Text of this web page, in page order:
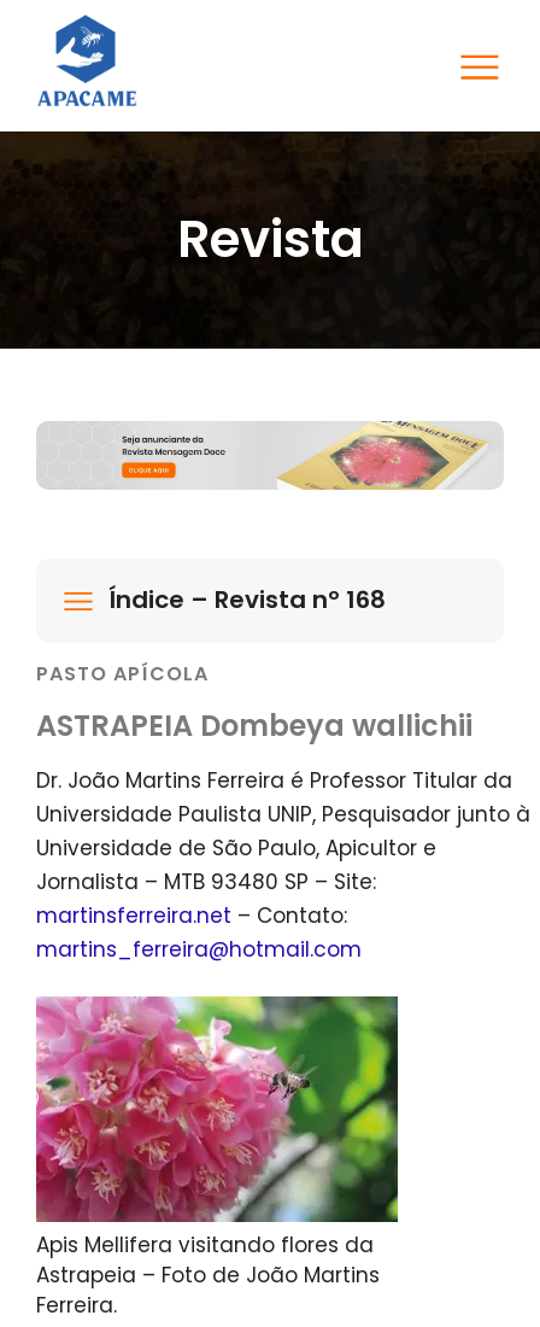
Revista
Índice – Revista nº 168
PASTO APÍCOLA
ASTRAPEIA Dombeya wallichii
Dr. João Martins Ferreira é Professor Titular da
Universidade Paulista UNIP, Pesquisador junto à
Universidade de São Paulo, Apicultor e
Jornalista – MTB 93480 SP – Site:
martinsferreira.net – Contato:
martins_ferreira@hotmail.com
Apis Mellifera visitando flores da
Astrapeia – Foto de João Martins
Ferreira.